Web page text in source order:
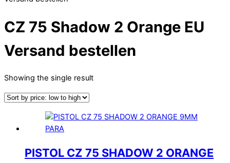
CZ 75 Shadow 2 Orange EU
Versand bestellen
Showing the single result
PISTOL CZ 75 SHADOW 2 ORANGE